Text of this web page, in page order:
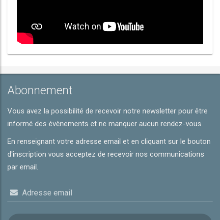
Abonnement
Vous avez la possibilité de recevoir notre newsletter pour être
informé des évènements et ne manquer aucun rendez-vous.
En renseignant votre adresse email et en cliquant sur le bouton
d'inscription vous acceptez de recevoir nos communications
par email.
Adresse email